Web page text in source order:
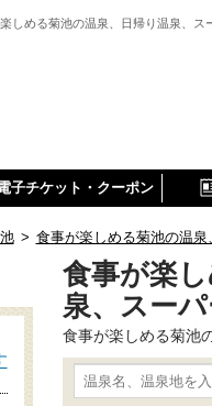
しめる菊池の温泉、日帰り温泉、ス
子チケット・クーポン
> 食事が楽しめる菊池の温
食事が楽
泉、スー
食事が楽しめる菊池